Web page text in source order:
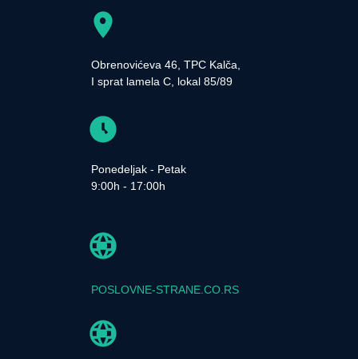
Obrenovićeva 46, TPC Kalča,
I sprat lamela C, lokal 85/89
Ponedeljak - Petak
9:00h - 17:00h
POSLOVNE-STRANE.CO.RS